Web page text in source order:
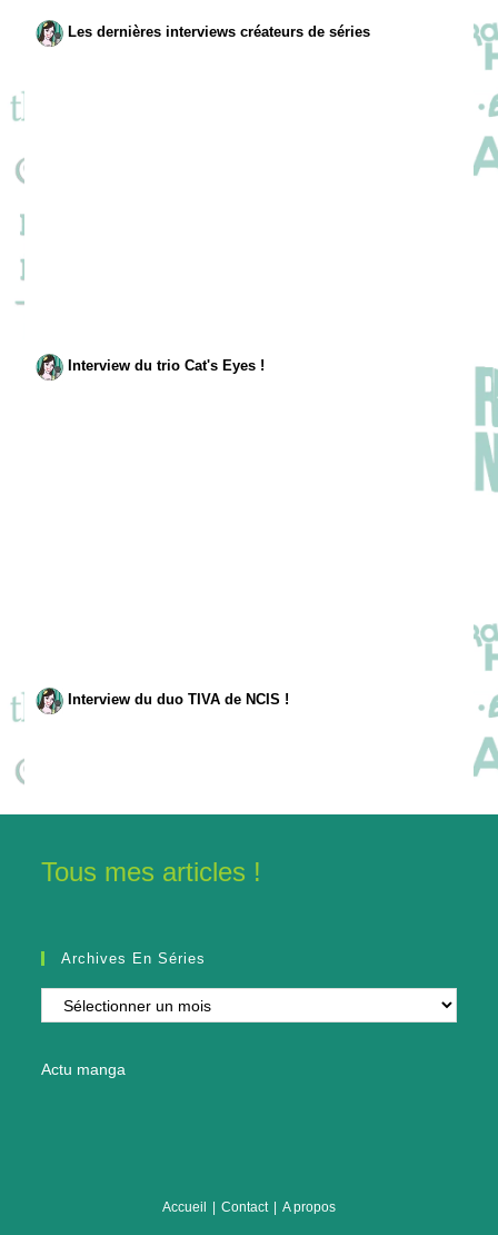
Les dernières interviews créateurs de séries
Interview du trio Cat's Eyes !
Interview du duo TIVA de NCIS !
Tous mes articles !
Archives En Séries
Archives
en
Actu manga
Accueil Contact A propos